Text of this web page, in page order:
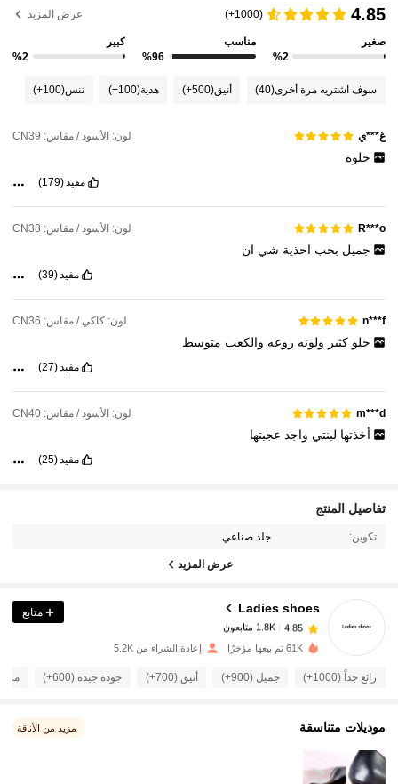
4.85
(1000+) عرض المزيد
صغير
%2
مناسب
%96
كبير
%2
سوف اشتريه مرة أخرى(40) أنيق(500+) هدية(100+) تنس(100+)
غ***ي لون: الأسود / مقاس: CN39
حلوه
مفيد(179)
R***o لون: الأسود / مقاس: CN38
جميل بحب احذية شي ان
مفيد(39)
n***f لون: كاكي / مقاس: CN36
حلو كثير ولونه روعه والكعب متوسط
مفيد(27)
m***d لون: الأسود / مقاس: CN40
أخذتها لبنتي واجد عجبتها
مفيد(25)
تفاصيل المنتج
تكوين: جلد صناعي
عرض المزيد
Ladies shoes
4.85
1.8K متابعون
p***8
تم دفعمنذ 1 يوم
4.85
متابع
61K تم بيعها مؤخرًا إعادة الشراء من 5.2K
رائع جداً (1000+) جميل (900+) أنيق (700+) جودة جيدة (600+) مريح
موديلات متناسقة مزيد من الأناقة